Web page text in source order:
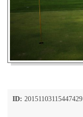
ID: 20151103115447429